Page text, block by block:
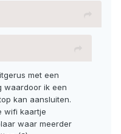
met een
waardoor ik een
kan aansluiten.
wifi kaartje
waar meerder